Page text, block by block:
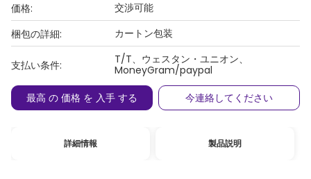
価格:
交渉可能
梱包の詳細:
カートン包装
支払い条件:
T/T、ウェスタン・ユニオン、
MoneyGram/paypal
最高 の 価格 を 入手 する
今連絡してください
詳細情報 製品説明